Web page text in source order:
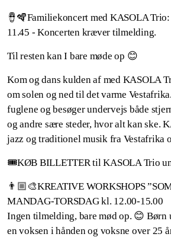
🪘🪇Familiekoncert med KASOLA
11.45 - Koncerten kræver tilmelding.
Til resten kan I bare møde op 😊
Kom og dans kulden af med KASOLA
om solen og ned til det varme
fuglene og besøger undervejs både
og andre sære steder, hvor alt kan ske.
jazz og traditionel musik fra Vestafrika
🎟️KØB BILLETTER til KASOLA Trio
👨🏼‍🎨KREATIVE WORKSHOPS
MANDAG-TORSDAG kl. 12.00-15.00
Ingen tilmelding, bare mød op. 😊 Børn
en voksen i hånden og voksne over 25